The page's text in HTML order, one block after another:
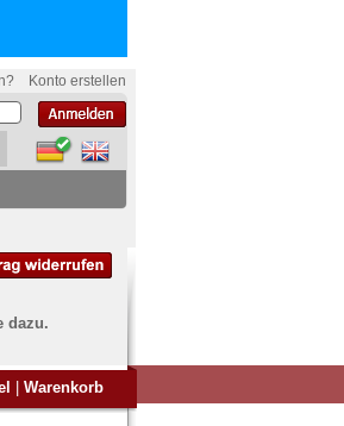
Konto erstellen
dazu.
Warenkorb